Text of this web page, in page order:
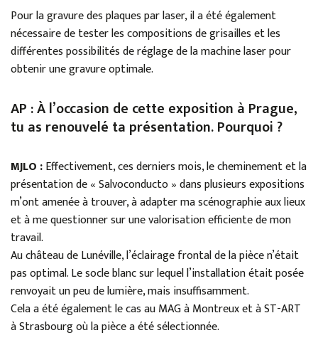
Pour la gravure des plaques par laser, il a été également
nécessaire de tester les compositions de grisailles et les
différentes possibilités de réglage de la machine laser pour
obtenir une gravure optimale.
AP : À l’occasion de cette exposition à Prague,
tu as renouvelé ta présentation. Pourquoi ?
MJLO :Effectivement, ces derniers mois, le cheminement et la
présentation de « Salvoconducto » dans plusieurs expositions
m’ont amenée à trouver, à adapter ma scénographie aux lieux
et à me questionner sur une valorisation efficiente de mon
travail.
Au château de Lunéville, l’éclairage frontal de la pièce n’était
pas optimal. Le socle blanc sur lequel l’installation était posée
renvoyait un peu de lumière, mais insuffisamment.
Cela a été également le cas au MAG à Montreux et à ST-ART
à Strasbourg où la pièce a été sélectionnée.